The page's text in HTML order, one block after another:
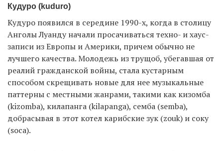
Кудуро (kuduro)
Кудуро появился в середине 1990-х, когда в столицу
Анголы Луанду начали просачиваться техно- и хаус-
записи из Европы и Америки, причем обычно не
лучшего качества. Молодежь из трущоб, убегавшая от
реалий гражданской войны, стала кустарным
способом скрещивать новые для нее музыкальные
паттерны с местными жанрами, такими как кизомба
(kizomba), килапанга (kilapanga), семба (semba),
добрасывая в этот котел карибские зук (zouk) и соку
(soca).